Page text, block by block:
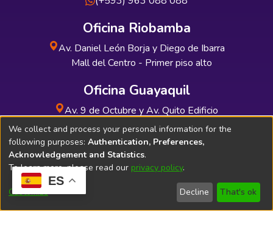
ES
Oficina Riobamba
Av. Daniel León Borja y Diego de Ibarra
Mall del Centro - Primer piso alto
Oficina Guayaquil
Av. 9 de Octubre y Av. Quito Edificio
INDUAUTO - Planta baja
Soporte Técnico Bibliolatino.com
We collect and process your personal information for the
following purposes: Authentication, Preferences,
Acknowledgement and Statistics.
To learn more, please read our privacy policy.
Customize Decline That's ok